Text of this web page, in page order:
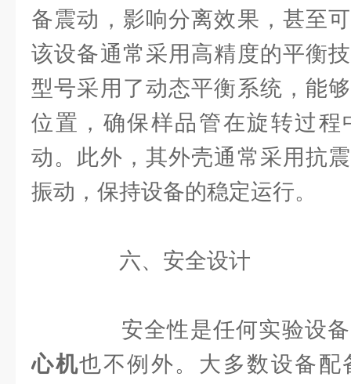
备震动，影响分离效果，甚至
该设备通常采用高精度的平衡
型号采用了动态平衡系统，能
位置，确保样品管在旋转过程
动。此外，其外壳通常采用抗
振动，保持设备的稳定运行。
六、安全设计
安全性是任何实验设备
心机也不例外。大多数设备